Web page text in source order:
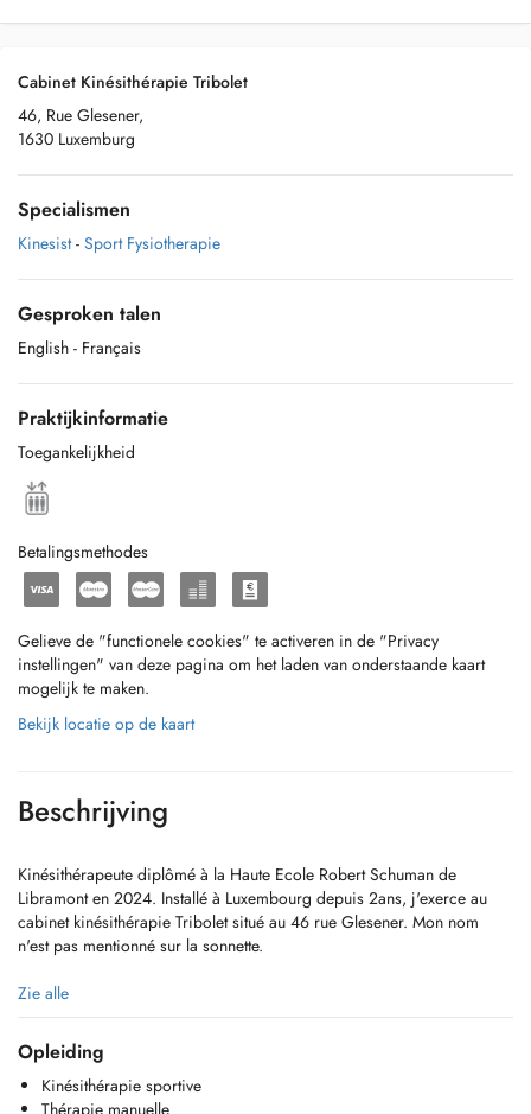
Cabinet Kinésithérapie Tribolet
46, Rue Glesener,
1630 Luxemburg
Specialismen
Kinesist - Sport Fysiotherapie
Gesproken talen
English - Français
Praktijkinformatie
Toegankelijkheid
Betalingsmethodes
Gelieve de "functionele cookies" te activeren in de "Privacy
instellingen" van deze pagina om het laden van onderstaande kaart
mogelijk te maken.
Bekijk locatie op de kaart
Beschrijving
Kinésithérapeute diplômé à la Haute Ecole Robert Schuman de
Libramont en 2024. Installé à Luxembourg depuis 2ans, j'exerce au
cabinet kinésithérapie Tribolet situé au 46 rue Glesener. Mon nom
n'est pas mentionné sur la sonnette.
Physiotherapist graduated from the Haute Ecole Robert Schuman in
Libramont in 2024.
I have been living in Luxembourg for two years and work at the Tribolet
Physical Therapy Clinic, located at 46 Rue Glesener. My name is not
listed on the doorbell.
Zie alle
Opleiding
Kinésithérapie sportive
Thérapie manuelle